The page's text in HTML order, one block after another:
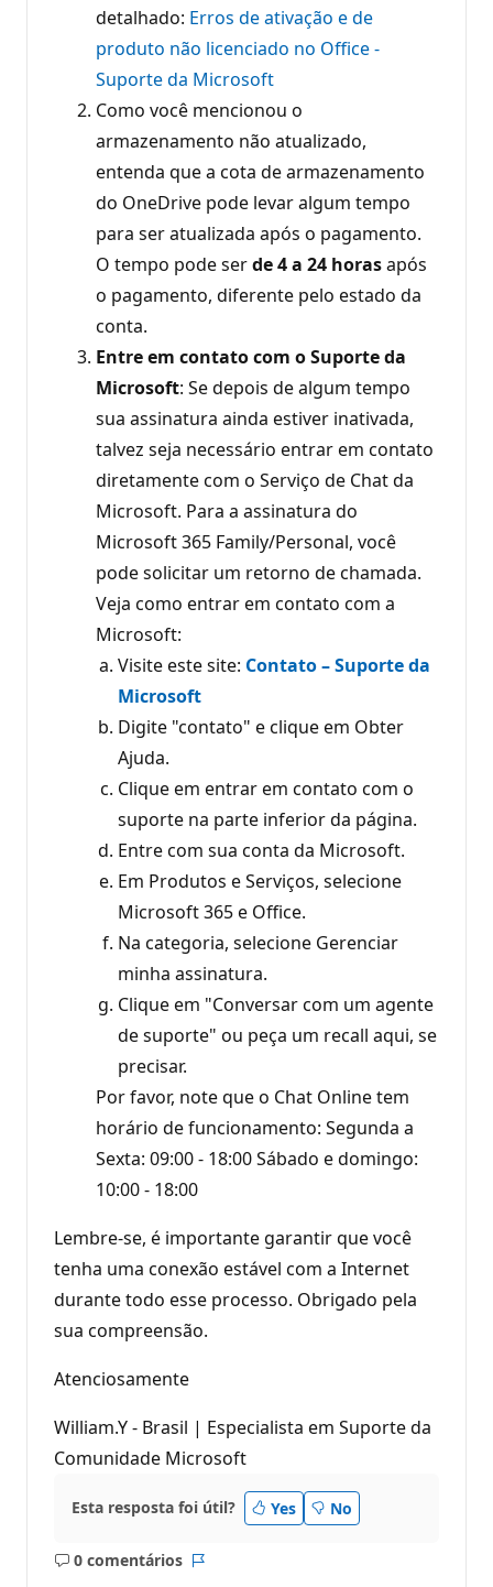
detalhado: Erros de ativação e de
produto não licenciado no Office -
Suporte da Microsoft
Como você mencionou o
armazenamento não atualizado,
entenda que a cota de armazenamento
do OneDrive pode levar algum tempo
para ser atualizada após o pagamento.
O tempo pode serde 4 a 24 horasapós
o pagamento, diferente pelo estado da
conta.
Entre em contato com o Suporte da
Microsoft: Se depois de algum tempo
sua assinatura ainda estiver inativada,
talvez seja necessário entrar em contato
diretamente com o Serviço de Chat da
Microsoft. Para a assinatura do
Microsoft 365 Family/Personal, você
pode solicitar um retorno de chamada.
Veja como entrar em contato com a
Microsoft:
Visite este site: Contato – Suporte da
Microsoft
Digite "contato" e clique em Obter
Ajuda.
Clique em entrar em contato com o
suporte na parte inferior da página.
Entre com sua conta da Microsoft.
Em Produtos e Serviços, selecione
Microsoft 365 e Office.
Na categoria, selecione Gerenciar
minha assinatura.
Clique em "Conversar com um agente
de suporte" ou peça um recall aqui, se
precisar.
Por favor, note que o Chat Online tem
horário de funcionamento: Segunda a
Sexta: 09:00 - 18:00 Sábado e domingo:
10:00 - 18:00
Lembre-se, é importante garantir que você
tenha uma conexão estável com a Internet
durante todo esse processo. Obrigado pela
sua compreensão.
Atenciosamente
William.Y - Brasil | Especialista em Suporte da
Comunidade Microsoft
Esta resposta foi útil? Yes No
0 comentários
Sem